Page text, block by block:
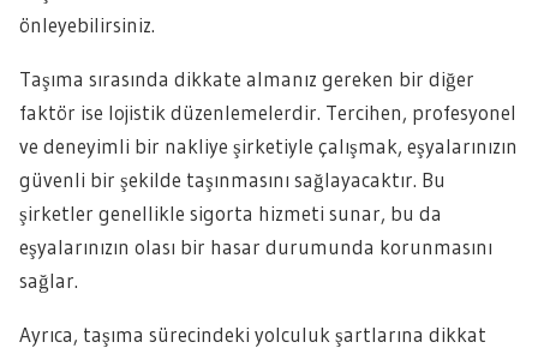
önleyebilirsiniz.
Taşıma sırasında dikkate almanız gereken bir diğer
faktör ise lojistik düzenlemelerdir. Tercihen, profesyonel
ve deneyimli bir nakliye şirketiyle çalışmak, eşyalarınızın
güvenli bir şekilde taşınmasını sağlayacaktır. Bu
şirketler genellikle sigorta hizmeti sunar, bu da
eşyalarınızın olası bir hasar durumunda korunmasını
sağlar.
Ayrıca, taşıma sürecindeki yolculuk şartlarına dikkat